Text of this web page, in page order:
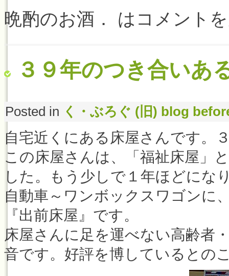
晩酌のお酒． は コメント
３９年のつき合いあ
Posted in く・ぶろぐ (旧) blog
自宅近くにある床屋さんです。
この床屋さんは、「福祉床屋」
した。もう少しで１年ほどにな
自動車～ワンボックスワゴンに
『出前床屋』です。
床屋さんに足を運べない高齢者
音です。好評を博しているとの